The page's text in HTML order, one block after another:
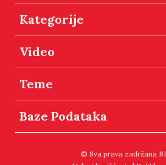
Kategorije
Video
Teme
Baze Podataka
© Sva prava zadržana